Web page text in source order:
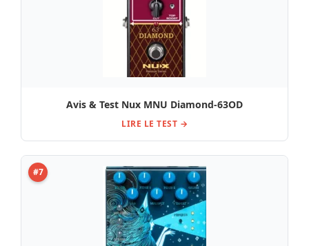
Avis & Test Nux MNU Diamond-63OD
LIRE LE TEST →
#7